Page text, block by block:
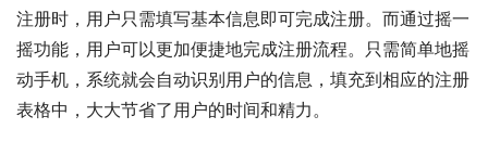
注册时，用户只需填写基本信息即可完成注册。而通过摇一
摇功能，用户可以更加便捷地完成注册流程。只需简单地摇
动手机，系统就会自动识别用户的信息，填充到相应的注册
表格中，大大节省了用户的时间和精力。